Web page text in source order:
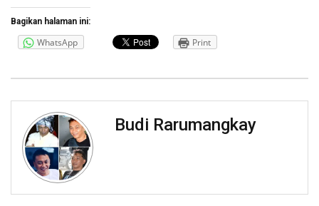
Bagikan halaman ini:
WhatsApp Print
Budi Rarumangkay